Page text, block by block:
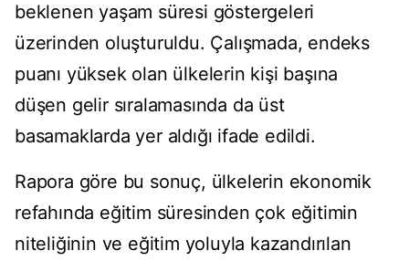
beklenen yaşam süresi göstergeleri
üzerinden oluşturuldu. Çalışmada, endeks
puanı yüksek olan ülkelerin kişi başına
düşen gelir sıralamasında da üst
basamaklarda yer aldığı ifade edildi.
Rapora göre bu sonuç, ülkelerin ekonomik
refahında eğitim süresinden çok eğitimin
niteliğinin ve eğitim yoluyla kazandırılan